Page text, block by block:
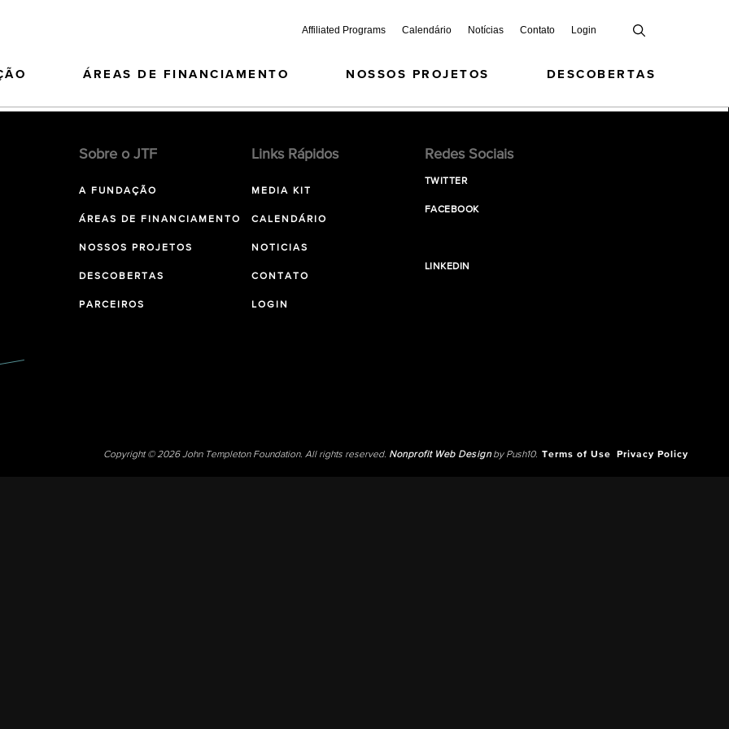
Affiliated Programs Calendário Notícias Contato Login
ÁREAS DE FINANCIAMENTO NOSSOS PROJETOS DESCOBERTAS
Sobre o JTF
A FUNDAÇÃO
ÁREAS DE FINANCIAMENTO
NOSSOS PROJETOS
DESCOBERTAS
PARCEIROS
Links Rápidos
MEDIA KIT
CALENDÁRIO
NOTICIAS
CONTATO
LOGIN
Redes Sociais
TWITTER
FACEBOOK
LINKEDIN
Copyright © 2026 John Templeton Foundation. All rights reserved. Nonprofit Web Designby Push10. Terms of Use Privacy Policy